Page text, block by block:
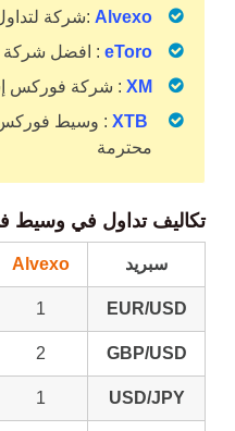
Alvexo
:شركة
eToro
: افضل شركة
XM : شركة فوركس
XTB : وسيط
محترمة
تكاليف تداول في وسيط
سبريد Alvexo
EUR/USD
1
GBP/USD
2
USD/JPY
1